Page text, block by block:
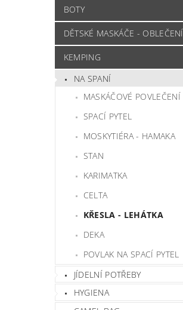
BOTY
DĚTSKÉ MASKÁČE - OBLEČENÍ
KEMPING
NA SPANÍ
MASKÁČOVÉ POVLEČENÍ
SPACÍ PYTEL
MOSKYTIÉRA - HAMAKA
STAN
KARIMATKA
CELTA
KŘESLA - LEHÁTKA
DEKA
POVLAK NA SPACÍ PYTEL
JÍDELNÍ POTŘEBY
HYGIENA